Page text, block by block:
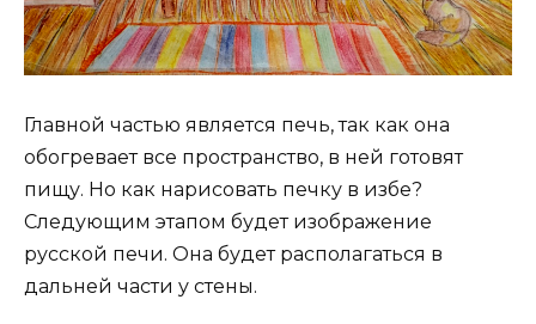
Главной частью является печь, так как она
обогревает все пространство, в ней готовят
пищу. Но как нарисовать печку в избе?
Следующим этапом будет изображение
русской печи. Она будет располагаться в
дальней части у стены.